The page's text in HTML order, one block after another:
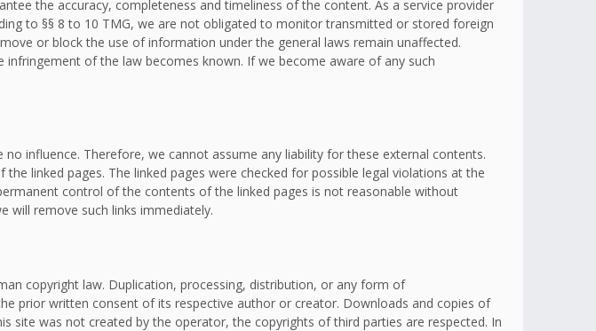
the accuracy, completeness and timeliness of the content. As a service provider
to §§ 8 to 10 TMG, we are not obligated to monitor transmitted or stored foreign
or block the use of information under the general laws remain unaffected.
of the law becomes known. If we become aware of any such
influence. Therefore, we cannot assume any liability for these external contents.
linked pages. The linked pages were checked for possible legal violations at the
control of the contents of the linked pages is not reasonable without
will remove such links immediately.
copyright law. Duplication, processing, distribution, or any form of
prior written consent of its respective author or creator. Downloads and copies of
was not created by the operator, the copyrights of third parties are respected. In